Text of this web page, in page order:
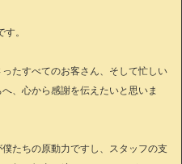
。
たすべてのお客さん、そして忙しい
、心から感謝を伝えたいと思いま
たちの原動力ですし、スタッフの支